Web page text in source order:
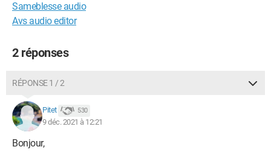
Sameblesse audio
Avs audio editor
2 réponses
RÉPONSE 1 / 2
Pitet 530
9 déc. 2021 à 12:21
Bonjour,